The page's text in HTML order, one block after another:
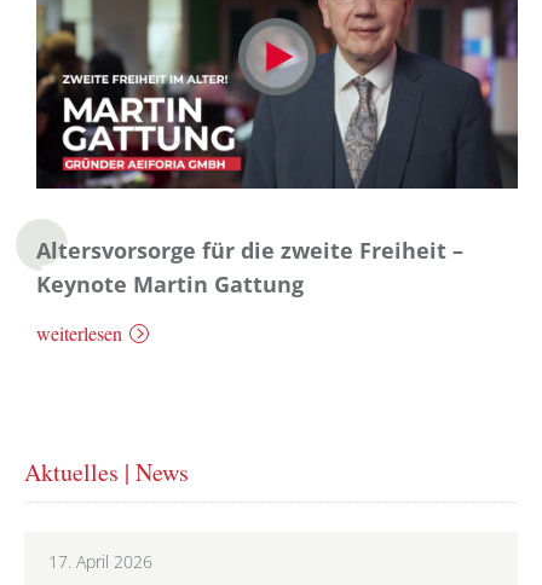
Altersvorsorge für die zweite Freiheit –
Keynote Martin Gattung
weiterlesen
Aktuelles | News
17. April 2026